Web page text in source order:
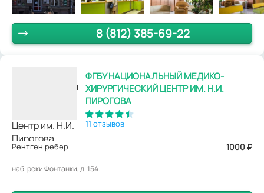
8 (812) 385-69-22
ФГБУ НАЦИОНАЛЬНЫЙ МЕДИКО-
ХИРУРГИЧЕСКИЙ ЦЕНТР ИМ. Н.И.
ПИРОГОВА
11 отзывов
Рентген ребер 1000 ₽
наб. реки Фонтанки, д. 154.